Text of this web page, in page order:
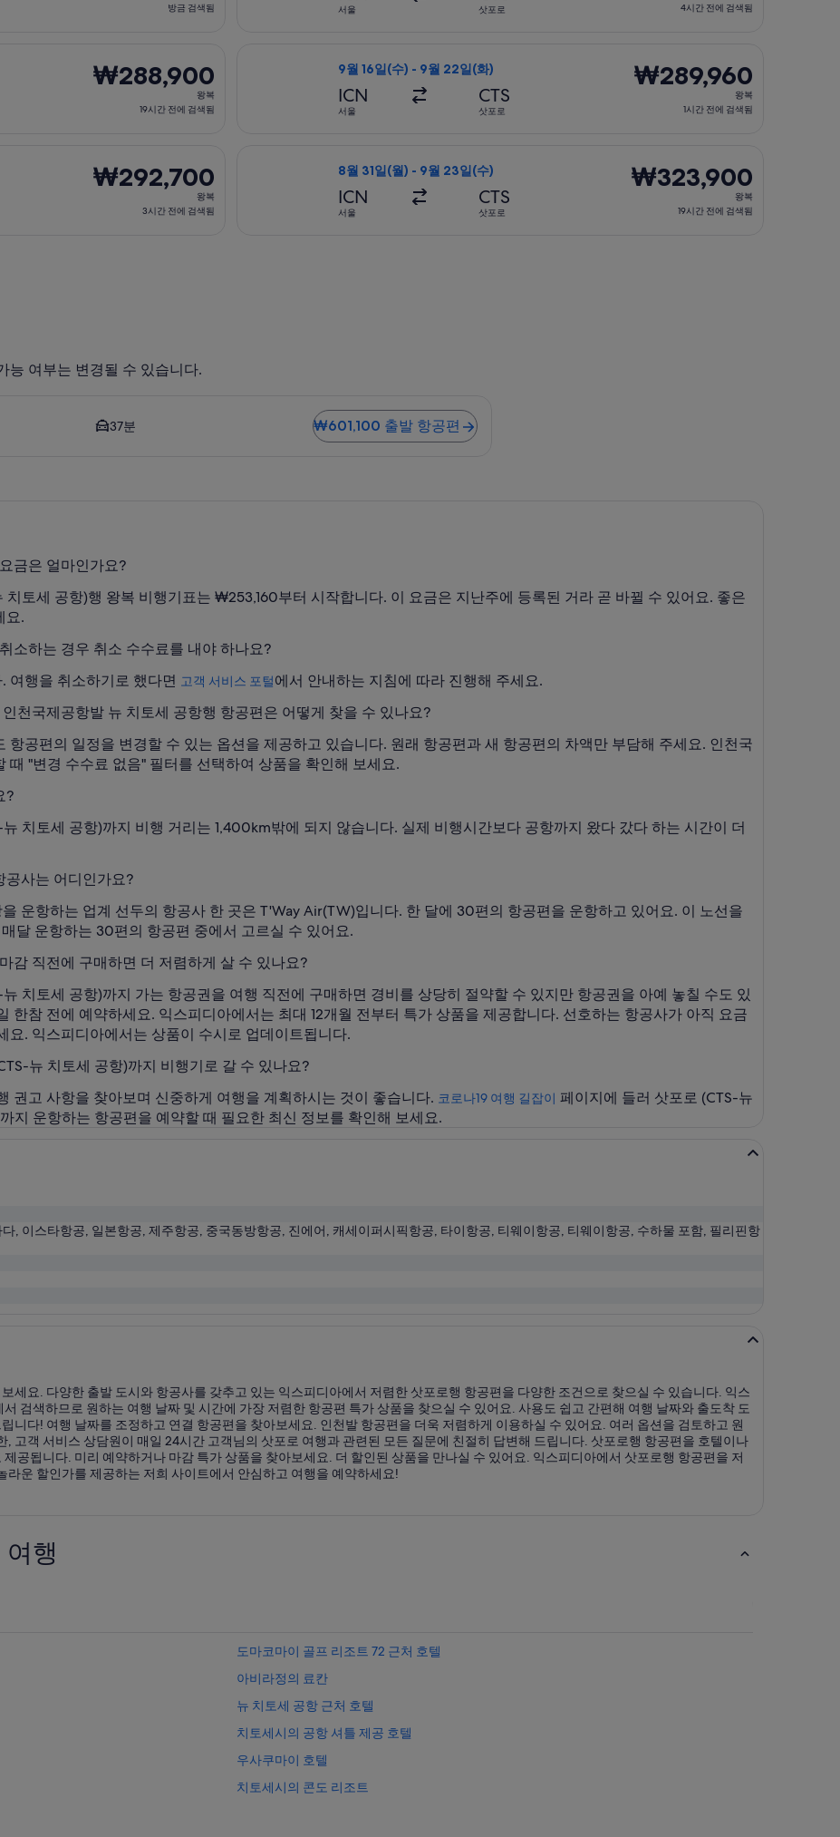
됨검
색
방금 검색됨
서울 삿포로
간
전
됨
4시간 전에 검색됨
₩288,900
왕
간
전
₩288,900
왕복
19시간 전에 검색됨
9월 16일(수) - 9월 22일(화)
ICN
서울
CTS
삿포로
₩289,960
왕
간
전
₩289,960
왕복
1시간 전에 검색됨
₩292,700
왕
됨
₩292,700
왕복
3시간 전에 검색됨
8월 31일(월) - 9월 23일(수)
ICN
서울
CTS
삿포로
₩323,900
왕
₩323,900
왕복
19시간 전에 검색됨
능 여부는 변경될 수 있습니다.
37분 ₩601,100 출발 항공편
금은 얼마인가요?
토세 공항)행 왕복 비행기표는 ₩253,160부터 시작합니다. 이 요금은 지난주에 등록된 거라 곧 바뀔 수 있어요. 좋은
요.
소하는 경우 취소 수수료를 내야 하나요?
여행을 취소하기로 했다면 고객 서비스 포털에서 안내하는 지침에 따라 진행해 주세요.
천국제공항발 뉴 치토세 공항행 항공편은 어떻게 찾을 수 있나요?
항공편의 일정을 변경할 수 있는 옵션을 제공하고 있습니다. 원래 항공편과 새 항공편의 차액만 부담해 주세요. 인천국
"변경 수수료 없음" 필터를 선택하여 상품을 확인해 보세요.
?
치토세 공항)까지 비행 거리는 1,400km밖에 되지 않습니다. 실제 비행시간보다 공항까지 왔다 갔다 하는 시간이 더
공사는 어디인가요?
운항하는 업계 선두의 항공사 한 곳은 T'Way Air(TW)입니다. 한 달에 30편의 항공편을 운항하고 있어요. 이 노선을
달 운항하는 30편의 항공편 중에서 고르실 수 있어요.
감 직전에 구매하면 더 저렴하게 살 수 있나요?
치토세 공항)까지 가는 항공권을 여행 직전에 구매하면 경비를 상당히 절약할 수 있지만 항공권을 아예 놓칠 수도 있
한참 전에 예약하세요. 익스피디아에서는 최대 12개월 전부터 특가 상품을 제공합니다. 선호하는 항공사가 아직 요금
요. 익스피디아에서는 상품이 수시로 업데이트됩니다.
뉴 치토세 공항)까지 비행기로 갈 수 있나요?
권고 사항을 찾아보며 신중하게 여행을 계획하시는 것이 좋습니다. 코로나19 여행 길잡이 페이지에 들러 삿포로 (CTS-뉴
지 운항하는 항공편을 예약할 때 필요한 최신 정보를 확인해 보세요.
, 이스타항공, 일본항공, 제주항공, 중국동방항공, 진에어, 캐세이퍼시픽항공, 타이항공, 티웨이항공, 티웨이항공, 수하물 포함, 필리핀항
세요. 다양한 출발 도시와 항공사를 갖추고 있는 익스피디아에서 저렴한 삿포로행 항공편을 다양한 조건으로 찾으실 수 있습니다. 익스
검색하므로 원하는 여행 날짜 및 시간에 가장 저렴한 항공편 특가 상품을 찾으실 수 있어요. 사용도 쉽고 간편해 여행 날짜와 출도착 도
니다! 여행 날짜를 조정하고 연결 항공편을 찾아보세요. 인천발 항공편을 더욱 저렴하게 이용하실 수 있어요. 여러 옵션을 검토하고 원
고객 서비스 상담원이 매일 24시간 고객님의 삿포로 여행과 관련된 모든 질문에 친절히 답변해 드립니다. 삿포로행 항공편을 호텔이나
공됩니다. 미리 예약하거나 마감 특가 상품을 찾아보세요. 더 할인된 상품을 만나실 수 있어요. 익스피디아에서 삿포로행 항공편을 저
운 할인가를 제공하는 저희 사이트에서 안심하고 여행을 예약하세요!
행
도마코마이 골프 리조트 72 근처 호텔
아비라정의 료칸
뉴 치토세 공항 근처 호텔
치토세시의 공항 셔틀 제공 호텔
우사쿠마이 호텔
치토세시의 콘도 리조트